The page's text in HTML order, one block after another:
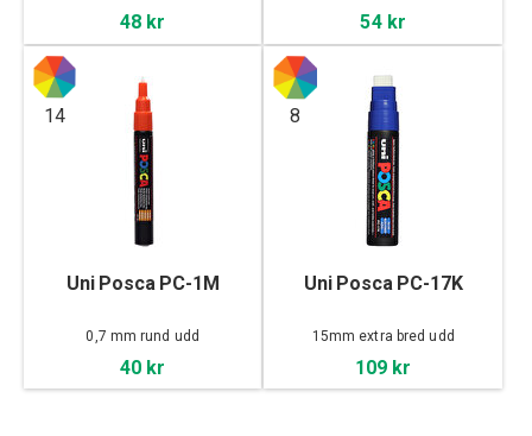
48 kr 54 kr
14
Uni Posca PC-1M
0,7 mm rund udd
40 kr
8
Uni Posca PC-17K
15mm extra bred udd
109 kr